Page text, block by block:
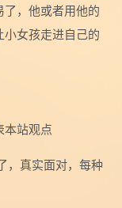
了，他或者用他的
小女孩走进自己的
本站观点
，真实面对，每种